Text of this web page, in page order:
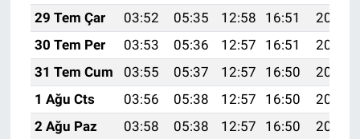
29 Tem Çar
03:52 05:35 12:58 16:51
20:10
30 Tem Per
03:53 05:36 12:57 16:51
20:09
31 Tem Cum
03:55 05:37 12:57 16:50
20:08
1 Ağu Cts
03:56 05:38 12:57 16:50
20:07
2 Ağu Paz
03:58 05:38 12:57 16:50
20:06